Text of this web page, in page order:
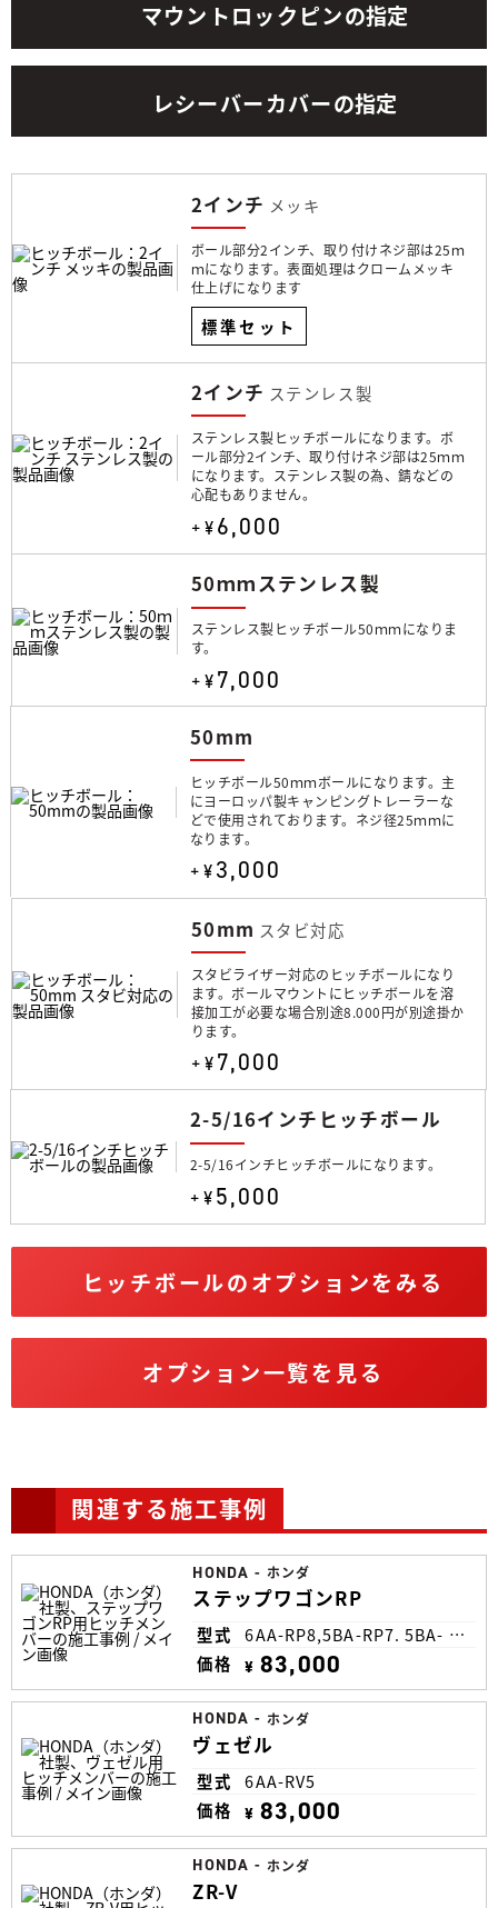
マウントロックピンの指定
レシーバーカバーの指定
2インチ メッキ
ボール部分2インチ、取り付けネジ部は25ｍ
ｍになります。表面処理はクロームメッキ
仕上げになります
標準セット
2インチ ステンレス製
ステンレス製ヒッチボールになります。ボ
ール部分2インチ、取り付けネジ部は25ｍｍ
になります。ステンレス製の為、錆などの
心配もありません。
+¥6,000
50ｍｍステンレス製
ステンレス製ヒッチボール50ｍｍになりま
す。
+¥7,000
50mm
ヒッチボール50ｍｍボールになります。主
にヨーロッパ製キャンピングトレーラーな
どで使用されております。ネジ径25ｍｍに
なります。
+¥3,000
50mm スタビ対応
スタビライザー対応のヒッチボールになり
ます。ボールマウントにヒッチボールを溶
接加工が必要な場合別途8.000円が別途掛か
ります。
+¥7,000
2-5/16インチヒッチボール
2-5/16インチヒッチボールになります。
+¥5,000
ヒッチボールのオプションをみる
オプション一覧を見る
関連する施工事例
HONDA - ホンダ
ステップワゴンRP
型式
6AA-RP8,5BA-RP7. 5BA- RP6
価格
¥ 83,000
HONDA - ホンダ
ヴェゼル
型式
6AA-RV5
価格
¥ 83,000
HONDA - ホンダ
ZR-V